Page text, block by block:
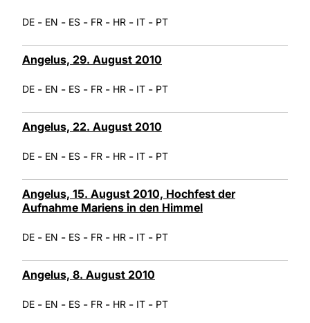
DE - EN - ES - FR - HR - IT - PT
Angelus, 29. August 2010
DE - EN - ES - FR - HR - IT - PT
Angelus, 22. August 2010
DE - EN - ES - FR - HR - IT - PT
Angelus, 15. August 2010, Hochfest der
Aufnahme Mariens in den Himmel
DE - EN - ES - FR - HR - IT - PT
Angelus, 8. August 2010
DE - EN - ES - FR - HR - IT - PT